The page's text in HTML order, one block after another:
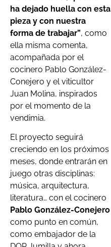
ha dejado huella con esta
pieza y con nuestra
forma de trabajar”, como
ella misma comenta,
acompañada por el
cocinero Pablo González-
Conejero y el viticultor
Juan Molina, inspirados
por el momento de la
vendimia.
El proyecto seguirá
creciendo en los próximos
meses, donde entrarán en
juego otras disciplinas:
música, arquitectura,
literatura… con el cocinero
Pablo González-Conejero
como punto en común,
como embajador de la